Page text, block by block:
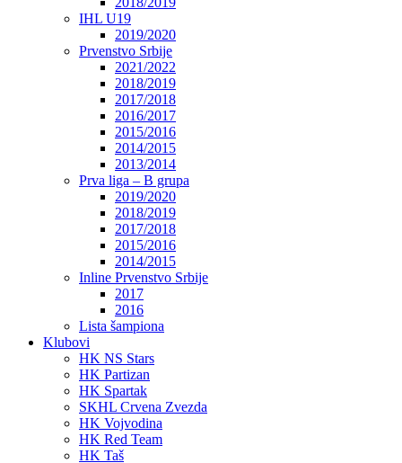
IHL U19
2019/2020
Prvenstvo Srbije
2021/2022
2018/2019
2017/2018
2016/2017
2015/2016
2014/2015
2013/2014
Prva liga – B grupa
2019/2020
2018/2019
2017/2018
2015/2016
2014/2015
Inline Prvenstvo Srbije
2017
2016
Lista šampiona
Klubovi
HK NS Stars
HK Partizan
HK Spartak
SKHL Crvena Zvezda
HK Vojvodina
HK Red Team
HK Taš